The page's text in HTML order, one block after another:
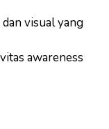
visual yang
awareness